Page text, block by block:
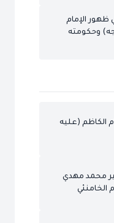
ظهور الإمام
وحكومته
الكاظم (عليه
محمد مهدي
الخامنئي